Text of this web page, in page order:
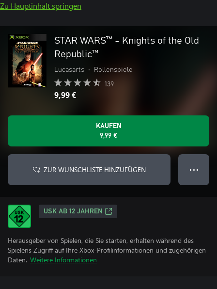
Zu Hauptinhalt springen
STAR WARS™ - Knights of the Old
Republic™
Lucasarts • Rollenspiele
139
9,99 €
KAUFEN
9,99 €
ZUR WUNSCHLISTE HINZUFÜGEN ● ● ●
USK AB 12 JAHREN
Herausgeber von Spielen, die Sie starten, erhalten während des
Spielens Zugriff auf Ihre Xbox-Profilinformationen und zugehörigen
Daten. Weitere Informationen